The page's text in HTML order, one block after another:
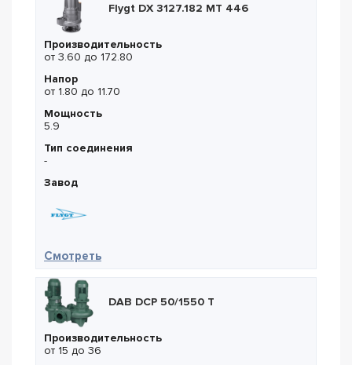
Flygt DX 3127.182 MT 446
Производительность
от 3.60 до 172.80
Напор
от 1.80 до 11.70
Мощность
5.9
Тип соединения
-
Завод
Смотреть— Flygt DX 3127.182 MT 446
DAB DCP 50/1550 T
Производительность
от 15 до 36